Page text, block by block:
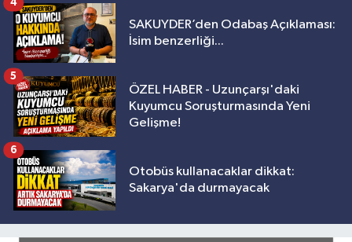
SAKUYDER’den Odabaş Açıklaması:
İsim benzerliği...
4
ÖZEL HABER - Uzunçarşı'daki
Kuyumcu Soruşturmasında Yeni
Gelişme!
5
Otobüs kullanacaklar dikkat:
Sakarya'da durmayacak
6